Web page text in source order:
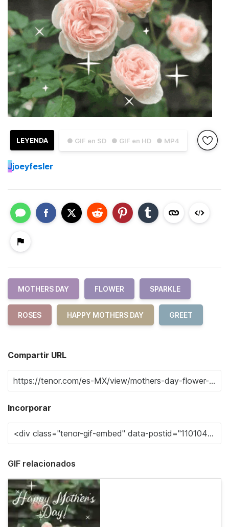
● GIF en SD ● GIF en HD ● MP4
LEYENDA
Jjoeyfesler
MOTHERS DAY FLOWER SPARKLE
ROSES HAPPY MOTHERS DAY GREET
Compartir URL
Incorporar
GIF relacionados